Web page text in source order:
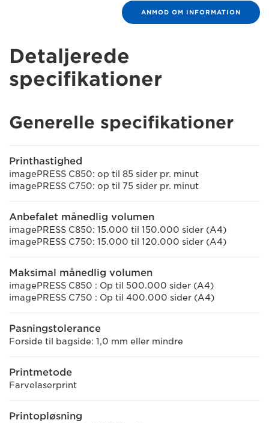
ANMOD OM INFORMATION
Detaljerede
specifikationer
Generelle specifikationer
Printhastighed
imagePRESS C850: op til 85 sider pr. minut
imagePRESS C750: op til 75 sider pr. minut
Anbefalet månedlig volumen
imagePRESS C850: 15.000 til 150.000 sider (A4)
imagePRESS C750: 15.000 til 120.000 sider (A4)
Maksimal månedlig volumen
imagePRESS C850 : Op til 500.000 sider (A4)
imagePRESS C750 : Op til 400.000 sider (A4)
Pasningstolerance
Forside til bagside: 1,0 mm eller mindre
Printmetode
Farvelaserprint
Printopløsning